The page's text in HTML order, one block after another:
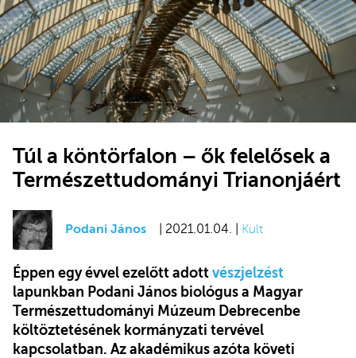
Túl a köntörfalon – ők felelősek a
Természettudományi Trianonjáért
Podani János | 2021.01.04. | Kult
Éppen egy évvel ezelőtt adott vészjelzést
lapunkban Podani János biológus a Magyar
Természettudományi Múzeum Debrecenbe
költöztetésének kormányzati tervével
kapcsolatban. Az akadémikus azóta követi